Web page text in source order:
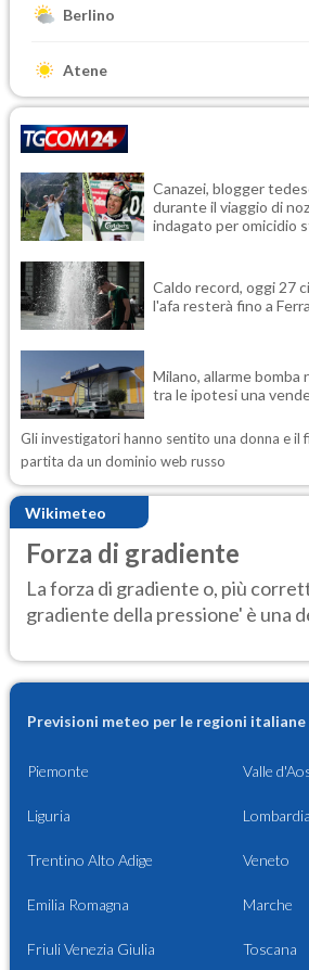
Berlino
Atene
Canazei, blogger
durante il viaggio di
indagato per omicidio
Caldo record, oggi 27
l'afa resterà fino a
Milano, allarme bomba
tra le ipotesi una
Gli investigatori hanno sentito una donna e il
partita da un dominio web russo
Wikimeteo
Forza di gradiente
La forza di gradiente o, più
gradiente della pressione' è una
Previsioni meteo per le regioni italiane
Piemonte Valle
Liguria Lombardia
Trentino Alto Adige Veneto
Emilia Romagna Marche
Friuli Venezia Giulia Toscana